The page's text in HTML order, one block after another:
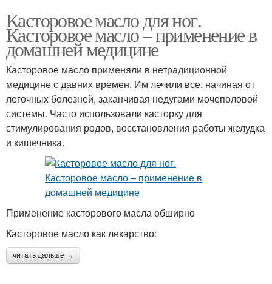
Касторовое масло для ног.
Касторовое масло – применение в
домашней медицине
Касторовое масло применяли в нетрадиционной
медицине с давних времен. Им лечили все, начиная от
легочных болезней, заканчивая недугами мочеполовой
системы. Часто использовали касторку для
стимулирования родов, восстановления работы желудка
и кишечника.
Применение касторового масла обширно
Касторовое масло как лекарство:
читать дальше →